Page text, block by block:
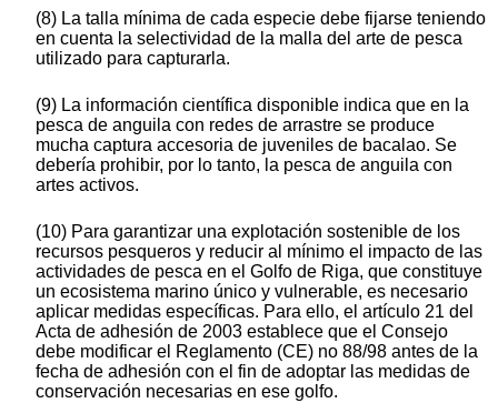
(8) La talla mínima de cada especie debe fijarse teniendo
en cuenta la selectividad de la malla del arte de pesca
utilizado para capturarla.
(9) La información científica disponible indica que en la
pesca de anguila con redes de arrastre se produce
mucha captura accesoria de juveniles de bacalao. Se
debería prohibir, por lo tanto, la pesca de anguila con
artes activos.
(10) Para garantizar una explotación sostenible de los
recursos pesqueros y reducir al mínimo el impacto de las
actividades de pesca en el Golfo de Riga, que constituye
un ecosistema marino único y vulnerable, es necesario
aplicar medidas específicas. Para ello, el artículo 21 del
Acta de adhesión de 2003 establece que el Consejo
debe modificar el Reglamento (CE) no 88/98 antes de la
fecha de adhesión con el fin de adoptar las medidas de
conservación necesarias en ese golfo.